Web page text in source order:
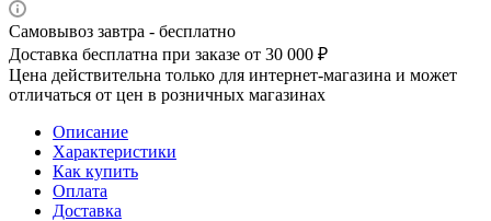
Самовывоз завтра - бесплатно
Доставка бесплатна при заказе от 30 000 ₽
Цена действительна только для интернет-магазина и может
отличаться от цен в розничных магазинах
Описание
Характеристики
Как купить
Оплата
Доставка